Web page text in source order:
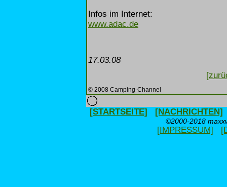
Infos im Internet:
www.adac.de
17.03.08
© 2008 Camping-Channel
[STARTSEITE] [NACHRICHTEN]
©2000-2018
[IMPRESSUM]